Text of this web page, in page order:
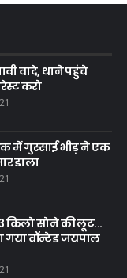
वादे, थाने पहुंचे
करो
में गुस्साई भीड़ ने एक
डाला
किलो सोने की लूट...
गया वॉन्टेड जयपाल